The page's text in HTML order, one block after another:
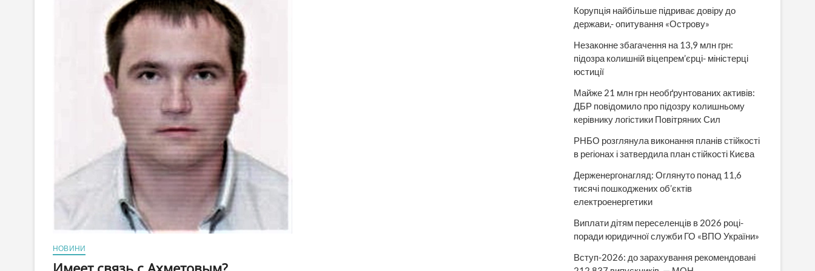
НОВИНИ
Корупція найбільше підриває довіру до
держави,- опитування «Острову»
Незаконне збагачення на 13,9 млн грн:
підозра колишній віцепрем’єрці- міністерці
юстиції
Майже 21 млн грн необґрунтованих активів:
ДБР повідомило про підозру колишньому
керівнику логістики Повітряних Сил
РНБО розглянула виконання планів стійкості
в регіонах і затвердила план стійкості Києва
Держенергонагляд: Оглянуто понад 11,6
тисячі пошкоджених об’єктів
електроенергетики
Виплати дітям переселенців в 2026 році-
поради юридичної служби ГО «ВПО України»
Вступ-2026: до зарахування рекомендовані